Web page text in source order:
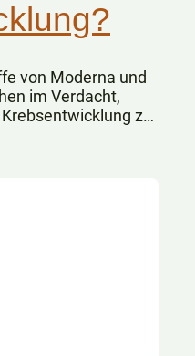
von Moderna und
im Verdacht,
zu